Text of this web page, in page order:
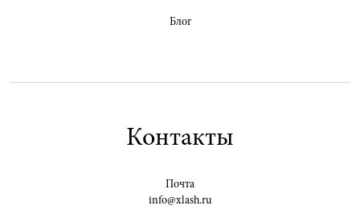
Блог
Контакты
Почта
info@xlash.ru